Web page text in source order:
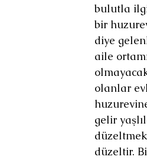
bulutla
bir
diye
aile
olanlar
gelir
düzeltir.